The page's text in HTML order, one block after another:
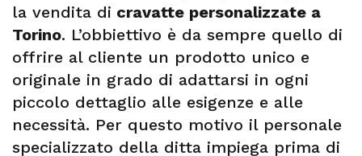
la vendita di cravatte personalizzate a
Torino. L’obbiettivo è da sempre quello di
offrire al cliente un prodotto unico e
originale in grado di adattarsi in ogni
piccolo dettaglio alle esigenze e alle
necessità. Per questo motivo il personale
specializzato della ditta impiega prima di